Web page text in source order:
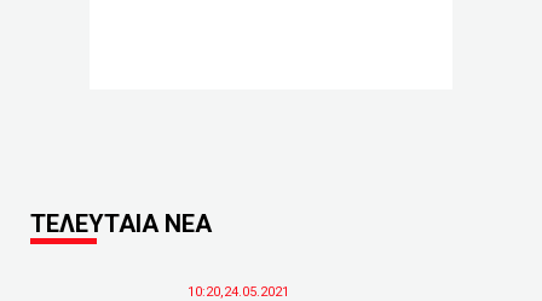
ΤΕΛΕΥΤΑΙΑ ΝΕΑ
10:20,24.05.2021